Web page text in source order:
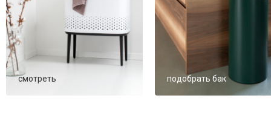
смотреть подобрать бак